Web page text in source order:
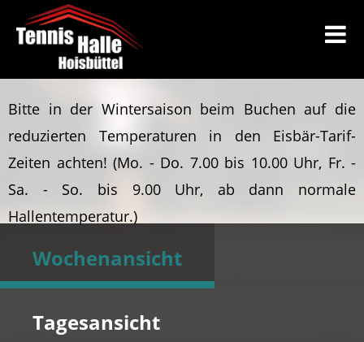
Bitte in der Wintersaison beim Buchen auf die
reduzierten Temperaturen in den Eisbär-Tarif-
Zeiten achten! (Mo. - Do. 7.00 bis 10.00 Uhr, Fr. -
Sa. - So. bis 9.00 Uhr, ab dann normale
Hallentemperatur.)
Wochenansicht
Tagesansicht